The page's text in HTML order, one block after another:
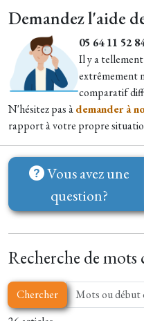
Demandez l'aide
05 64 11 52
Il y a
extrêmement
comparatif
N'hésitez pas àdemander à
rapport à votre propre
Vous avez une
question?
Recherche de mots
Chercher